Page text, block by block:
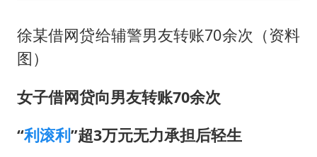
徐某借网贷给辅警男友转账70余次（资料
图）
女子借网贷向男友转账70余次
“利滚利”超3万元无力承担后轻生